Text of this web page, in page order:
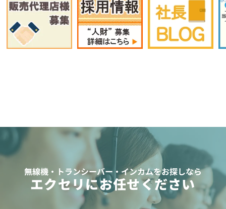
無線機・トランシーバー・インカムをお探しなら
エクセリにお任せください